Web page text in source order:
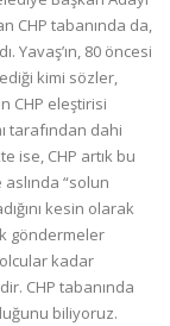
CHP tabanında da,
Yavaş’ın, 80 öncesi
kimi sözler,
CHP eleştirisi
tarafından dahi
ise, CHP artık bu
“solun
kesin olarak
göndermeler
kadar
CHP tabanında
biliyoruz.